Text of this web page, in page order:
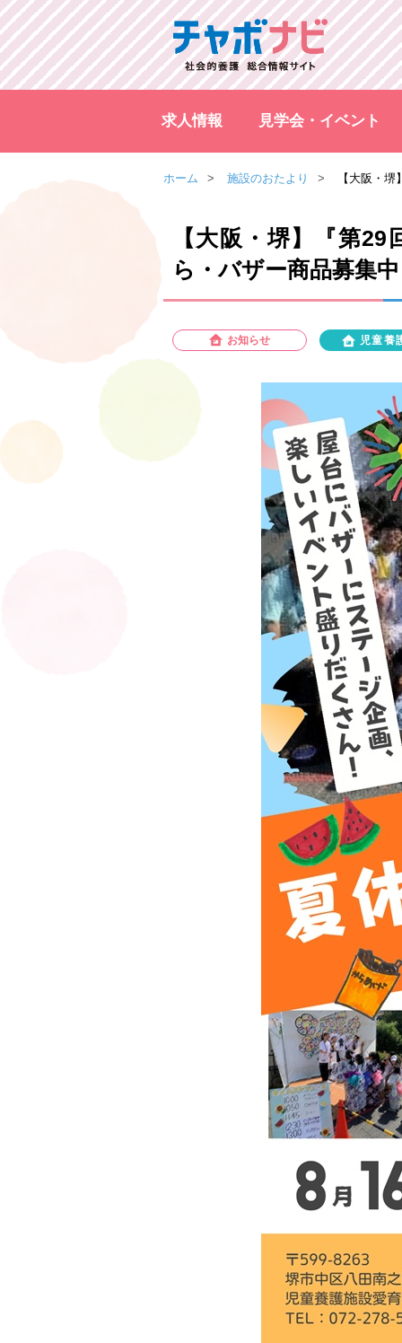
求人情報 見学会・イベント
ホーム 施設のおたより 【大阪・
【大阪・堺】『第
ら・バザー商品募集
お知らせ 児童養